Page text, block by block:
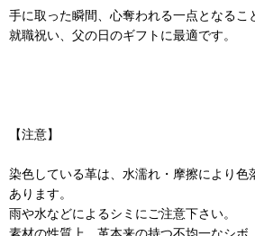
手に取った瞬間、心奪われる一点となるこ
就職祝い、父の日のギフトに最適です。
【注意】
染色している革は、水濡れ・摩擦により色
あります。
雨や水などによるシミにご注意下さい。
素材の性質上、革本来の持つ不均一なシボ